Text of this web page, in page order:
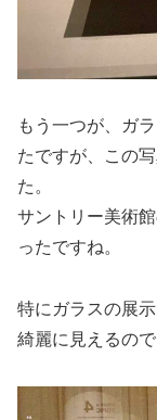
もう一つが、ガ
たですが、この
た。
サントリー美術
ったですね。
特にガラスの展
綺麗に見えるの